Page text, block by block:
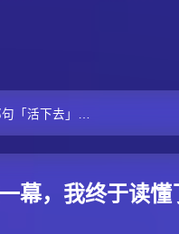
「活下去」…
幕，我终于读